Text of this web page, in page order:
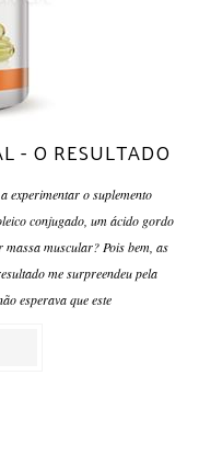
- O RESULTADO
experimentar o suplemento
conjugado, um ácido gordo
muscular? Pois bem, as
me surpreendeu pela
esperava que este